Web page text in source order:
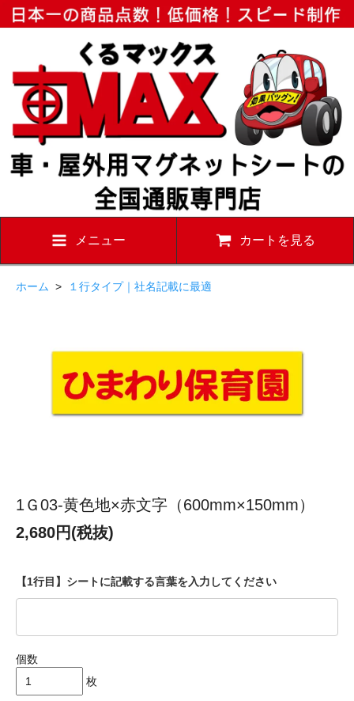
メニュー カートを見る
ホーム > １行タイプ｜社名記載に最適
1Ｇ03-黄色地×赤文字（600mm×150mm）
2,680円(税抜)
【1行目】シートに記載する言葉を入力してください
個数
枚